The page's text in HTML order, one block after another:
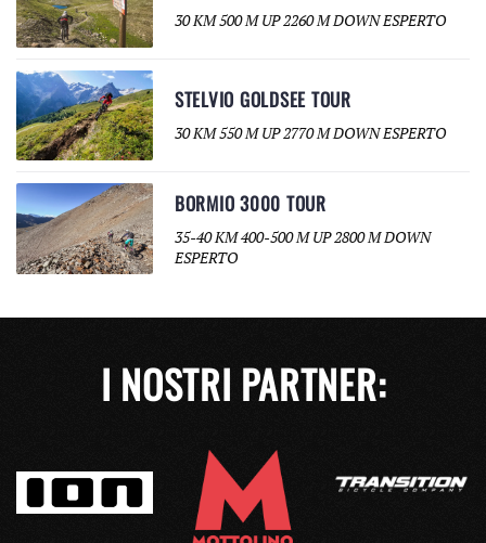
30 KM 500 M UP 2260 M DOWN ESPERTO
STELVIO GOLDSEE TOUR
30 KM 550 M UP 2770 M DOWN ESPERTO
BORMIO 3000 TOUR
35-40 KM 400-500 M UP 2800 M DOWN
ESPERTO
I NOSTRI PARTNER: